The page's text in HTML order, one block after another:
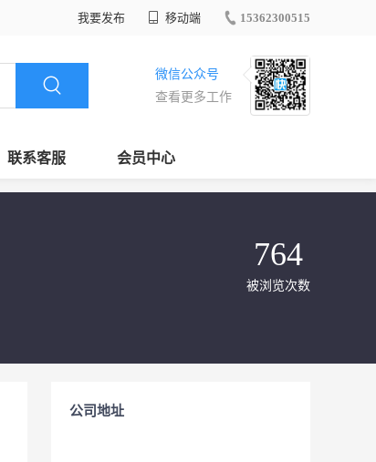
我要发布 移动端 15362300515
微信公众号
查看更多工作
联系客服 会员中心
764
被浏览次数
公司地址